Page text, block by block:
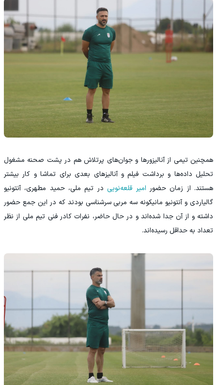
همچنین تیمی از آنالیزورها و جوان‌های پرتلاش هم در پشت صحنه مشغول
تحلیل داده‌ها و برداشت فیلم و آنالیزهای بعدی برای تماشا و کار بیشتر
هستند. از زمان حضور امیر قلعه‌نویی در تیم ملی، حمید مطهری، آنتونیو
گالیاردی و آنتونیو مانیکونه سه مربی سرشناسی بودند که در این جمع حضور
داشته و از آن جدا شده‌اند و در حال حاضر، نفرات کادر فنی تیم ملی از نظر
تعداد به حداقل رسیده‌اند.